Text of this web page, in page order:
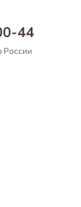
44
России